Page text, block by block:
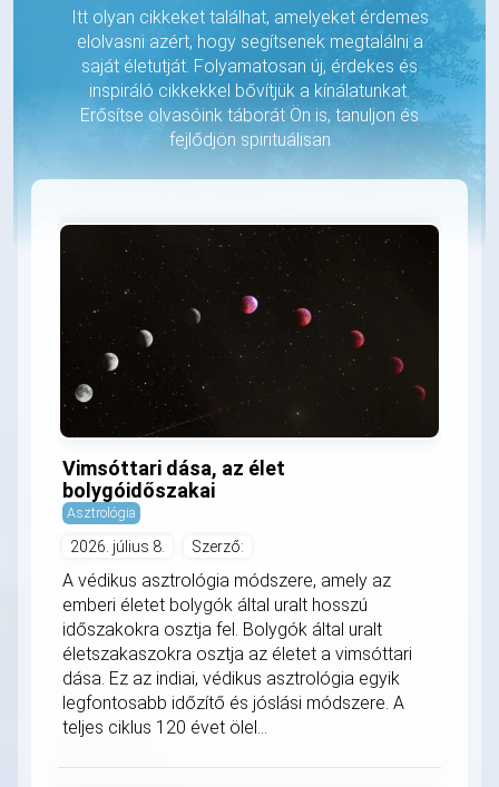
Itt olyan cikkeket találhat, amelyeket érdemes
elolvasni azért, hogy segítsenek megtalálni a
saját életutját. Folyamatosan új, érdekes és
inspiráló cikkekkel bővítjük a kínálatunkat.
Erősítse olvasóink táborát Ön is, tanuljon és
fejlődjön spirituálisan
Vimsóttari dása, az élet
bolygóidőszakai
Asztrológia
2026. július 8. Szerző:
A védikus asztrológia módszere, amely az
emberi életet bolygók által uralt hosszú
időszakokra osztja fel. Bolygók által uralt
életszakaszokra osztja az életet a vimsóttari
dása. Ez az indiai, védikus asztrológia egyik
legfontosabb időzítő és jóslási módszere. A
teljes ciklus 120 évet ölel...